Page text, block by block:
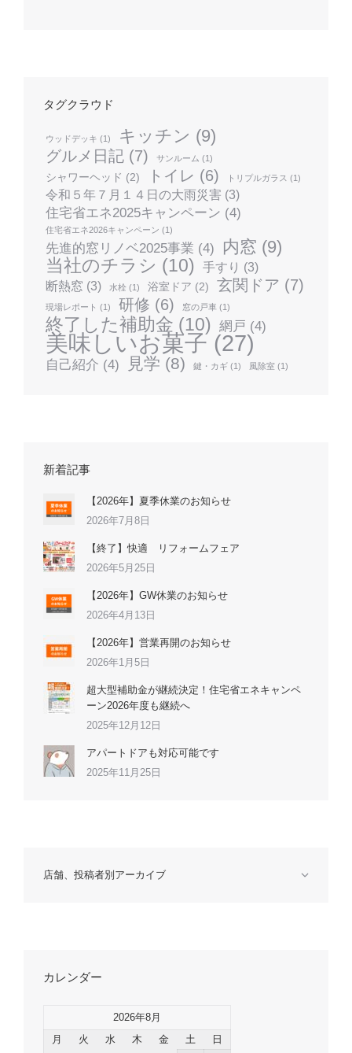
タグクラウド
ウッドデッキ (1) キッチン (9)
グルメ日記 (7) サンルーム (1)
シャワーヘッド (2) トイレ (6) トリプルガラス (1)
令和５年７月１４日の大雨災害 (3)
住宅省エネ2025キャンペーン (4)
住宅省エネ2026キャンペーン (1)
先進的窓リノベ2025事業 (4) 内窓 (9)
当社のチラシ (10) 手すり (3)
断熱窓 (3) 水栓 (1) 浴室ドア (2) 玄関ドア (7)
現場レポート (1) 研修 (6) 窓の戸車 (1)
終了した補助金 (10) 網戸 (4)
美味しいお菓子 (27)
自己紹介 (4) 見学 (8) 鍵・カギ (1) 風除室 (1)
新着記事
【2026年】夏季休業のお知らせ
2026年7月8日
【終了】快適 リフォームフェア
2026年5月25日
【2026年】GW休業のお知らせ
2026年4月13日
【2026年】営業再開のお知らせ
2026年1月5日
超大型補助金が継続決定！住宅省エネキャンペ
ーン2026年度も継続へ
2025年12月12日
アパートドアも対応可能です
2025年11月25日
店舗、投稿者別アーカイブ
カレンダー
2026年8月
月
火 水 木 金 土 日